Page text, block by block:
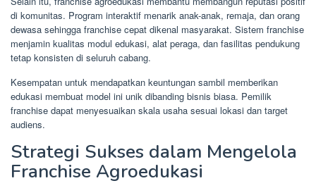
di komunitas. Program interaktif menarik anak-anak, remaja, dan orang
dewasa sehingga franchise cepat dikenal masyarakat. Sistem franchise
menjamin kualitas modul edukasi, alat peraga, dan fasilitas pendukung
tetap konsisten di seluruh cabang.
Kesempatan untuk mendapatkan keuntungan sambil memberikan
edukasi membuat model ini unik dibanding bisnis biasa. Pemilik
franchise dapat menyesuaikan skala usaha sesuai lokasi dan target
audiens.
Strategi Sukses dalam Mengelola
Franchise Agroedukasi